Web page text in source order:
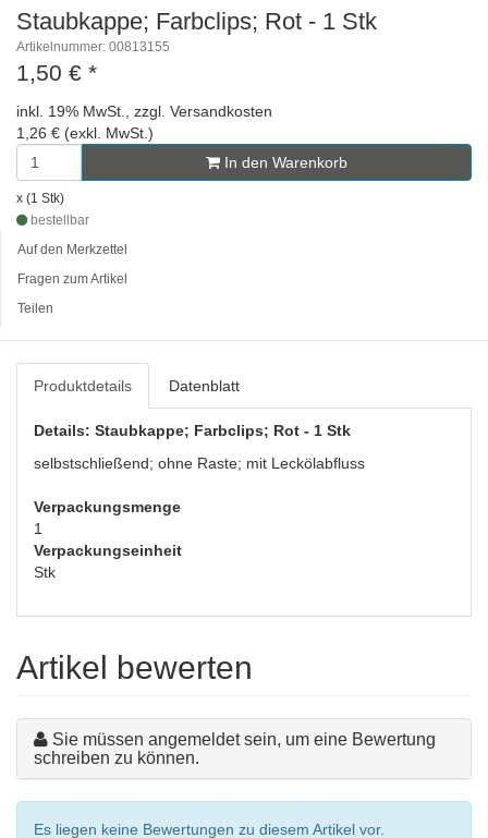
Staubkappe; Farbclips; Rot - 1 Stk
Artikelnummer: 00813155
1,50 € *
inkl. 19% MwSt., zzgl. Versandkosten
1,26 € (exkl. MwSt.)
In den Warenkorb
x (1 Stk)
bestellbar
Auf den Merkzettel
Fragen zum Artikel
Teilen
Produktdetails Datenblatt
Details: Staubkappe; Farbclips; Rot - 1 Stk
selbstschließend; ohne Raste; mit Leckölabfluss
Verpackungsmenge
1
Verpackungseinheit
Stk
Artikel bewerten
Sie müssen angemeldet sein, um eine Bewertung
schreiben zu können.
Es liegen keine Bewertungen zu diesem Artikel vor.